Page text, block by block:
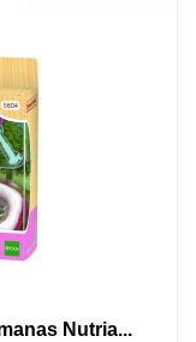
Nutria...